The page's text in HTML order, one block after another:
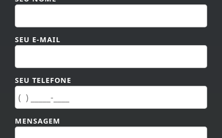
SEU E-MAIL
SEU TELEFONE
MENSAGEM